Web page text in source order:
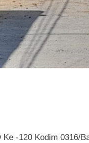
Ke -120 Kodim